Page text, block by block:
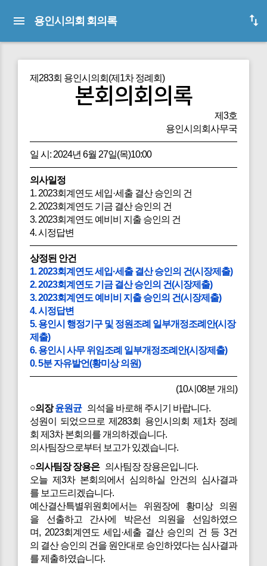
용인시의회 회의록
제283회 용인시의회(제1차 정례회)
본회의회의록
제3호
용인시의회사무국
일 시: 2024년 6월 27일(목)10:00
의사일정
1. 2023회계연도 세입·세출 결산 승인의 건
2. 2023회계연도 기금 결산 승인의 건
3. 2023회계연도 예비비 지출 승인의 건
4. 시정답변
상정된 안건
1. 2023회계연도 세입·세출 결산 승인의 건(시장제출)
2. 2023회계연도 기금 결산 승인의 건(시장제출)
3. 2023회계연도 예비비 지출 승인의 건(시장제출)
4. 시정답변
5. 용인시 행정기구 및 정원조례 일부개정조례안(시장
제출)
6. 용인시 사무 위임조례 일부개정조례안(시장제출)
0. 5분 자유발언(황미상 의원)
(10시08분 개의)
○의장윤원균의석을 바로해 주시기 바랍니다.
성원이 되었으므로 제283회 용인시의회 제1차 정례
회 제3차 본회의를 개의하겠습니다.
의사팀장으로부터 보고가 있겠습니다.
○의사팀장 장용은의사팀장 장용은입니다.
오늘 제3차 본회의에서 심의하실 안건의 심사결과
를 보고드리겠습니다.
예산결산특별위원회에서는 위원장에 황미상 의원
을 선출하고 간사에 박은선 의원을 선임하였으
며, 2023회계연도 세입·세출 결산 승인의 건 등 3건
의 결산 승인의 건을 원안대로 승인하였다는 심사결과
를 제출하였습니다.